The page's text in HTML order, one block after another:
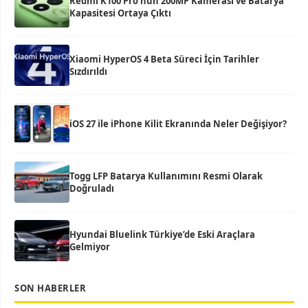
Kapasitesi Ortaya Çıktı
Xiaomi HyperOS 4 Beta Süreci İçin Tarihler
Sızdırıldı
iOS 27 ile iPhone Kilit Ekranında Neler Değişiyor?
Togg LFP Batarya Kullanımını Resmi Olarak
Doğruladı
Hyundai Bluelink Türkiye’de Eski Araçlara
Gelmiyor
SON HABERLER